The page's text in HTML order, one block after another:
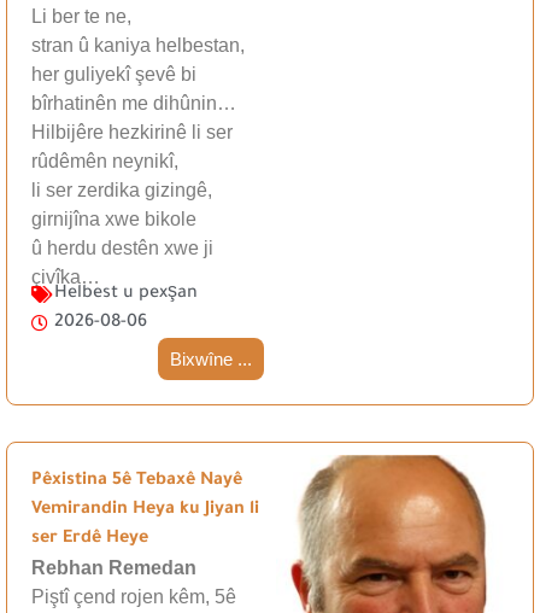
Li ber te ne,
stran û kaniya helbestan,
her guliyekî şevê bi
bîrhatinên me dihûnin…
Hilbijêre hezkirinê li ser
rûdêmên neynikî,
li ser zerdika gizingê,
girnijîna xwe bikole
û herdu destên xwe ji
çivîka…
Helbest u pexşan
2026-08-06
Bixwîne ...
Pêxistina 5ê Tebaxê Nayê
Vemirandin Heya ku Jiyan li
ser Erdê Heye
Rebhan Remedan
Piştî çend rojen kêm, 5ê